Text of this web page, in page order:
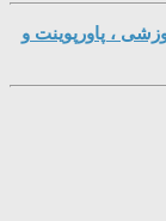
، پاورپوینت و